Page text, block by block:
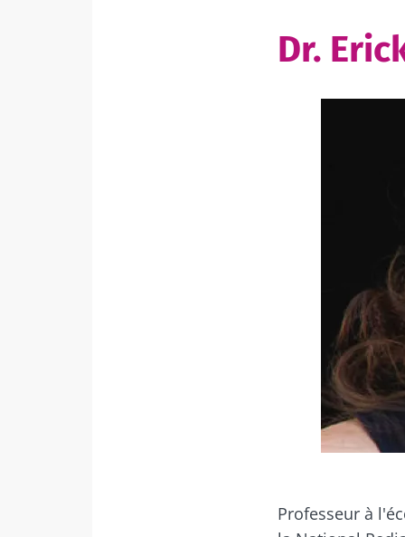
Dr.
Professeur à
Ne
Rejoignez la
Essential"